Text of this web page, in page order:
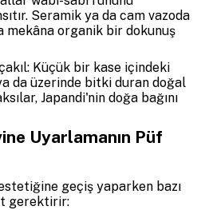
Seramik ya da cam vazoda
mekâna organik bir dokunuş
Küçük bir kase içindeki
da üzerinde bitki duran doğal
Japandi'nin doğa bağını
Uyarlamanın Püf
geçiş yaparken bazı
gerektirir: